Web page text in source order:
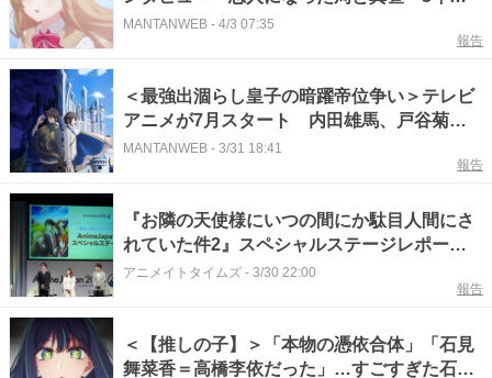
り新作は「しっかり甘い」
MANTANWEB - 4/3 07:35
報告
＜最強出涸らし皇子の暗躍帝位争い＞テレビ
アニメが7月スタート 内田雄馬、戸谷菊之
介、石見舞菜香、内田真礼、本渡楓出演 “な
MANTANWEB - 3/31 18:41
報告
『お隣の天使様にいつの間にか駄目人間にさ
れていた件2』スペシャルステージレポート
｜坂泰斗さん、石見舞菜香さんらキャスト陣
が第2期の見どころを語る！ 第1期で真昼が
カウント動画に会場大爆笑【AJ2026】
アニメイトタイムズ - 3/30 22:00
報告
＜【推しの子】＞「本物の憑依合体」「石見
舞菜香＝高橋李依だった」…すごすぎた石見